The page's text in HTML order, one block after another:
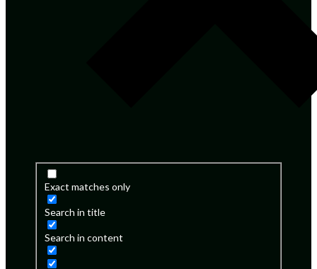
Exact matches only
Search in title
Search in content